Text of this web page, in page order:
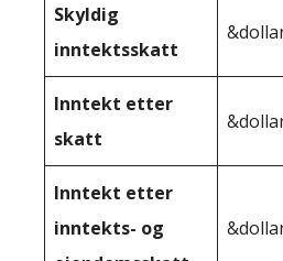
Skyldig
inntektsskatt
Inntekt etter
skatt
Inntekt etter
inntekts- og